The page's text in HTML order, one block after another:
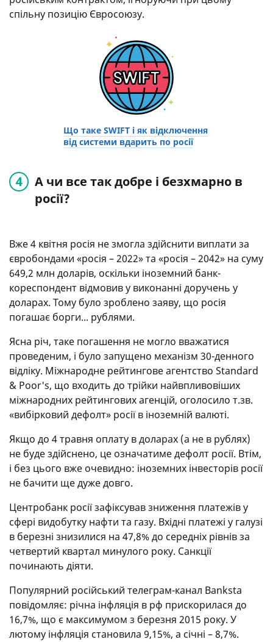
спільну позицію Євросоюзу.
Що таке SWIFT і як відключення
від системи вдарить по росії
А чи все так добре і безхмарно в
росії?
Вже 4 квітня росія не змогла здійснити виплати за
євробондами «росія – 2022» та «росія – 2042» на суму
649,2 млн доларів, оскільки іноземний банк-
кореспондент відмовив у виконанні доручень у
доларах. Тому було зроблено заяву, що росія
погашає борги... рублями.
Ясна річ, таке погашення не могло вважатися
проведеним, і було запущено механізм 30-денного
відліку. Міжнародне рейтингове агентство Standard
& Poor's, що входить до трійки найвпливовіших
міжнародних рейтингових агенцій, оголосило т.зв.
«вибірковий дефолт» росії в іноземній валюті.
Якщо до 4 травня оплату в доларах (а не в рублях)
не буде здійснено, це означатиме дефолт росії. Втім,
і без цього вже очевидно: іноземних інвесторів росії
не бачити ще дуже довго.
Центробанк росії зафіксував зниження платежів у
сфері видобутку нафти та газу. Вхідні платежі у галузі
в березні знизилися на 47,8% до середніх рівнів за
четвертий квартал минулого року. Санкції
починають діяти.
Популярний російський телеграм-канал Banksta
повідомляє: річна інфляція в рф прискорилася до
16,7%, що є максимумом з березня 2015 року. У
лютому інфляція становила 9,15%, а січні – 8,7%.